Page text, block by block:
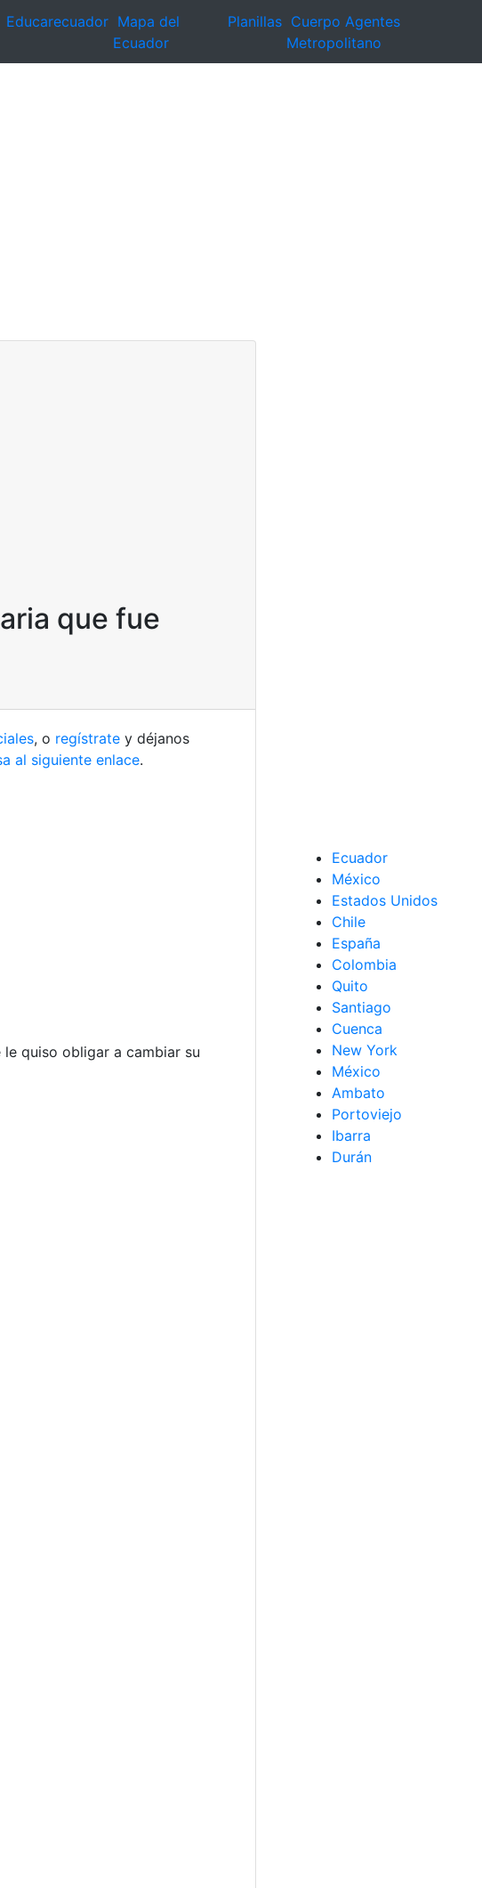
Educarecuador Mapa del
Ecuador
Planillas Cuerpo Agentes
Metropolitano
que fue
, o regístrate y déjanos
al siguiente enlace.
quiso obligar a cambiar su
Ecuador
México
Estados Unidos
Chile
España
Colombia
Quito
Santiago
Cuenca
New York
México
Ambato
Portoviejo
Ibarra
Durán